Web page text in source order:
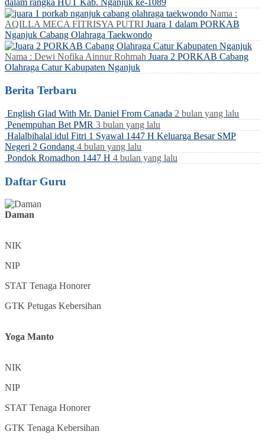
Nama :
AQILLA MECA FITRISYA PUTRI Juara 1 dalam PORKAB
Nganjuk Cabang Olahraga Taekwondo
Nama : Dewi Nofika Ainnur Rohmah Juara 2 PORKAB Cabang
Olahraga Catur Kabupaten Nganjuk
Berita Terbaru
English Glad With Mr. Daniel From Canada 2 bulan yang lalu
Penempuhan Bet PMR 3 bulan yang lalu
Halalbihalal idul Fitri 1 Syawal 1447 H Keluarga Besar SMP
Negeri 2 Gondang 4 bulan yang lalu
Pondok Romadhon 1447 H 4 bulan yang lalu
Daftar Guru
Daman
NIK
NIP
STAT Tenaga Honorer
GTK Petugas Kebersihan
Yoga Manto
NIK
NIP
STAT Tenaga Honorer
GTK Tenaga Kebersihan